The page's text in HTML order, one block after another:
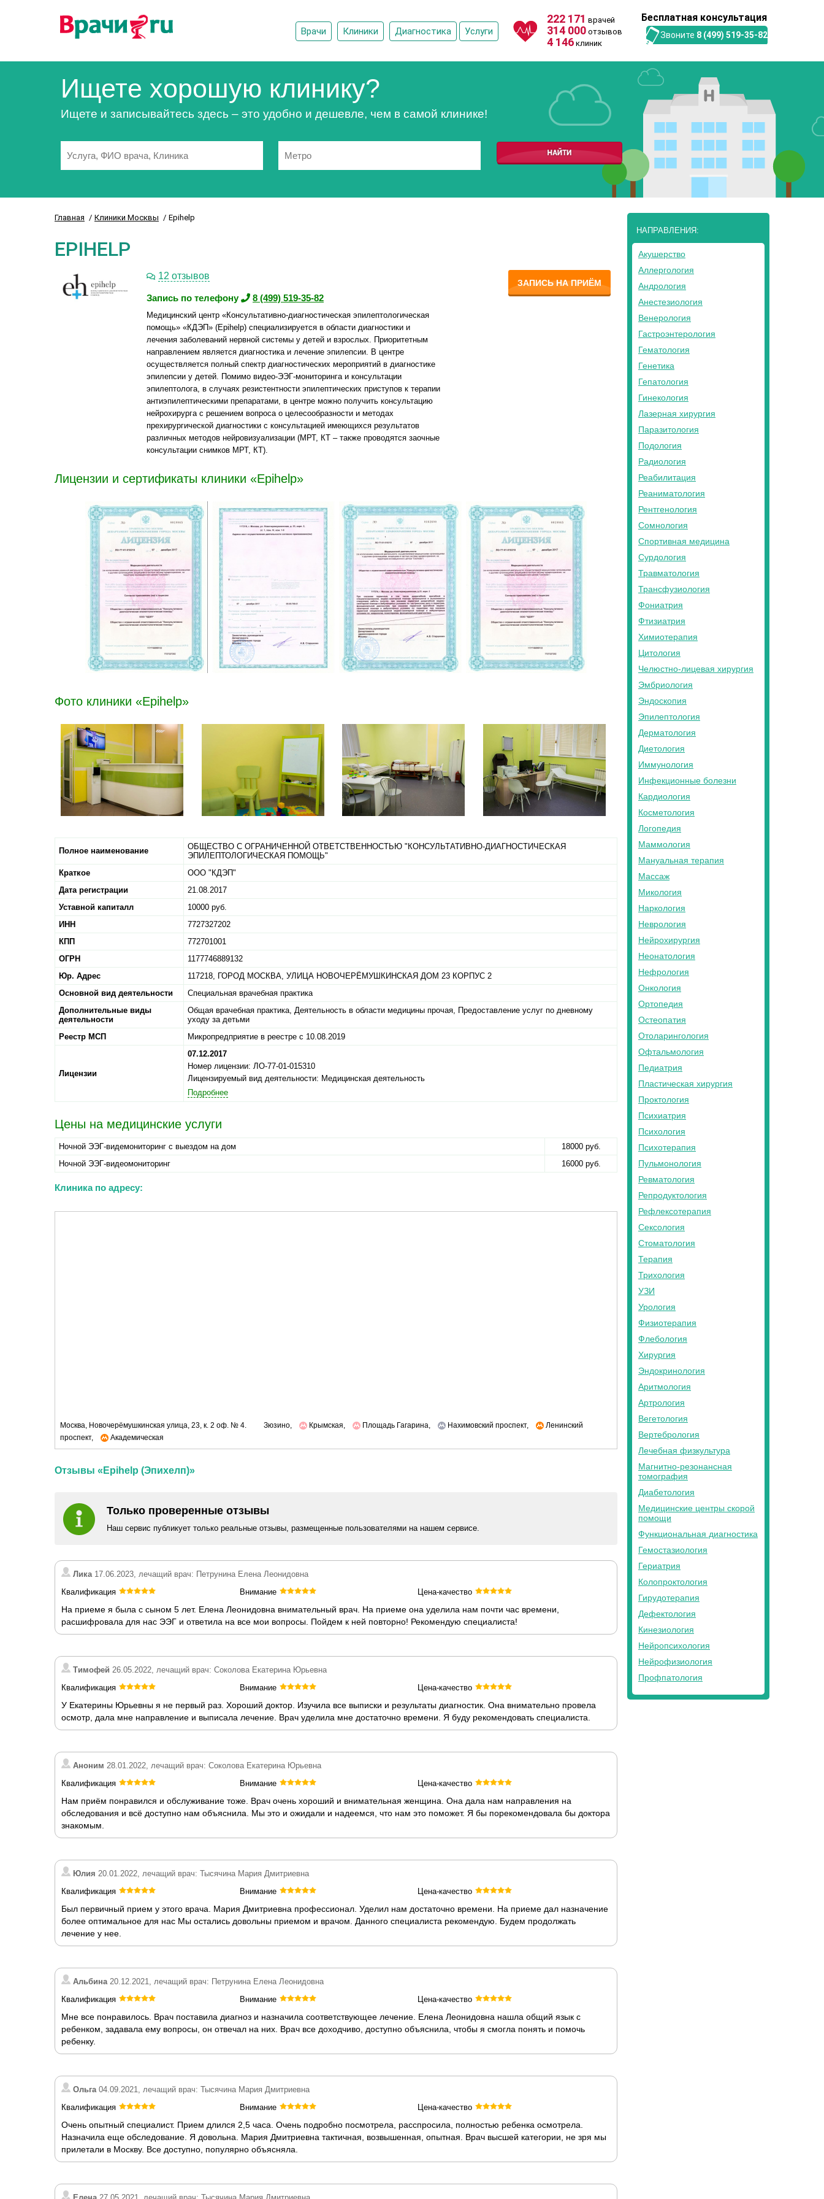
Врачи Клиники Диагностика Услуги
222 171 врачей
314 000 отзывов
4 146 клиник
Бесплатная консультация
Звоните 8 (499) 519-35-82
Ищете хорошую клинику?
Ищете и записывайтесь здесь – это удобно и дешевле, чем в самой клинике!
Главная Клиники Москвы Epihelp
EPIHELP
12 отзывов
Запись по телефону 8 (499) 519-35-82
Медицинский центр «Консультативно-диагностическая эпилептологическая
помощь» «КДЭП» (Epihelp) специализируется в области диагностики и
лечения заболеваний нервной системы у детей и взрослых. Приоритетным
направлением является диагностика и лечение эпилепсии. В центре
осуществляется полный спектр диагностических мероприятий в диагностике
эпилепсии у детей. Помимо видео-ЭЭГ-мониторинга и консультации
эпилептолога, в случаях резистентности эпилептических приступов к терапии
антиэпилептическими препаратами, в центре можно получить консультацию
нейрохирурга с решением вопроса о целесообразности и методах
прехирургической диагностики с консультацией имеющихся результатов
различных методов нейровизуализации (МРТ, КТ – также проводятся заочные
консультации снимков МРТ, КТ).
ЗАПИСЬ НА ПРИЁМ
Лицензии и сертификаты клиники «Epihelp»
Фото клиники «Epihelp»
Полное наименование
ОБЩЕСТВО С ОГРАНИЧЕННОЙ ОТВЕТСТВЕННОСТЬЮ "КОНСУЛЬТАТИВНО-ДИАГНОСТИЧЕСКАЯ
ЭПИЛЕПТОЛОГИЧЕСКАЯ ПОМОЩЬ"
Краткое
ООО "КДЭП"
Дата регистрации
21.08.2017
Уставной капиталл
10000 руб.
ИНН
7727327202
КПП
772701001
ОГРН
1177746889132
Юр. Адрес
117218, ГОРОД МОСКВА, УЛИЦА НОВОЧЕРЁМУШКИНСКАЯ ДОМ 23 КОРПУС 2
Основной вид деятельности
Специальная врачебная практика
Дополнительные виды
деятельности
Общая врачебная практика, Деятельность в области медицины прочая, Предоставление услуг по дневному
уходу за детьми
Реестр МСП
Микропредприятие в реестре с 10.08.2019
Лицензии
07.12.2017
Номер лицензии: ЛО-77-01-015310
Лицензируемый вид деятельности: Медицинская деятельность
Подробнее
Цены на медицинские услуги
Ночной ЭЭГ-видемониторинг с выездом на дом
18000 руб.
Ночной ЭЭГ-видеомониторинг
16000 руб.
Клиника по адресу:
Москва, Новочерёмушкинская улица, 23, к. 2 оф. № 4. Зюзино, Крымская, Площадь Гагарина, Нахимовский проспект,
Ленинский
проспект,
Академическая
Отзывы «Epihelp (Эпихелп)»
Только проверенные отзывы
Наш сервис публикует только реальные отзывы, размещенные пользователями на нашем сервисе.
Лика17.06.2023, лечащий врач: Петрунина Елена Леонидовна
Квалификация
Внимание Цена-качество
На приеме я была с сыном 5 лет. Елена Леонидовна внимательный врач. На приеме она уделила нам почти час времени,
расшифровала для нас ЭЭГ и ответила на все мои вопросы. Пойдем к ней повторно! Рекомендую специалиста!
Тимофей 26.05.2022, лечащий врач: Соколова Екатерина Юрьевна
Квалификация
Внимание Цена-качество
У Екатерины Юрьевны я не первый раз. Хороший доктор. Изучила все выписки и результаты диагностик. Она внимательно провела
осмотр, дала мне направление и выписала лечение. Врач уделила мне достаточно времени. Я буду рекомендовать специалиста.
Аноним 28.01.2022, лечащий врач: Соколова Екатерина Юрьевна
Квалификация
Внимание Цена-качество
Нам приём понравился и обслуживание тоже. Врач очень хороший и внимательная женщина. Она дала нам направления на
обследования и всё доступно нам объяснила. Мы это и ожидали и надеемся, что нам это поможет. Я бы порекомендовала бы доктора
знакомым.
Юлия 20.01.2022, лечащий врач: Тысячина Мария Дмитриевна
Квалификация
Внимание Цена-качество
Был первичный прием у этого врача. Мария Дмитриевна профессионал. Уделил нам достаточно времени. На приеме дал назначение
более оптимальное для нас Мы остались довольны приемом и врачом. Данного специалиста рекомендую. Будем продолжать
лечение у нее.
Альбина20.12.2021, лечащий врач: Петрунина Елена Леонидовна
Квалификация
Внимание Цена-качество
Мне все понравилось. Врач поставила диагноз и назначила соответствующее лечение. Елена Леонидовна нашла общий язык с
ребенком, задавала ему вопросы, он отвечал на них. Врач все доходчиво, доступно объяснила, чтобы я смогла понять и помочь
ребенку.
Ольга04.09.2021, лечащий врач: Тысячина Мария Дмитриевна
Квалификация
Внимание Цена-качество
Очень опытный специалист. Прием длился 2,5 часа. Очень подробно посмотрела, расспросила, полностью ребенка осмотрела.
Назначила еще обследование. Я довольна. Мария Дмитриевна тактичная, возвышенная, опытная. Врач высшей категории, не зря мы
прилетали в Москву. Все доступно, популярно объясняла.
НАПРАВЛЕНИЯ:
Акушерство
Аллергология
Андрология
Анестезиология
Венерология
Гастроэнтерология
Гематология
Генетика
Гепатология
Гинекология
Лазерная хирургия
Паразитология
Подология
Радиология
Реабилитация
Реаниматология
Рентгенология
Сомнология
Спортивная медицина
Сурдология
Травматология
Трансфузиология
Фониатрия
Фтизиатрия
Химиотерапия
Цитология
Челюстно-лицевая хирургия
Эмбриология
Эндоскопия
Эпилептология
Дерматология
Диетология
Иммунология
Инфекционные болезни
Кардиология
Косметология
Логопедия
Маммология
Мануальная терапия
Массаж
Микология
Наркология
Неврология
Нейрохирургия
Неонатология
Нефрология
Онкология
Ортопедия
Остеопатия
Отоларингология
Офтальмология
Педиатрия
Пластическая хирургия
Проктология
Психиатрия
Психология
Психотерапия
Пульмонология
Ревматология
Репродуктология
Рефлексотерапия
Сексология
Стоматология
Терапия
Трихология
УЗИ
Урология
Физиотерапия
Флебология
Хирургия
Эндокринология
Аритмология
Артрология
Вегетология
Вертебрология
Лечебная физкультура
Магнитно-резонансная
томография
Диабетология
Медицинские центры скорой
помощи
Функциональная диагностика
Гемостазиология
Гериатрия
Колопроктология
Гирудотерапия
Дефектология
Кинезиология
Нейропсихология
Нейрофизиология
Профпатология